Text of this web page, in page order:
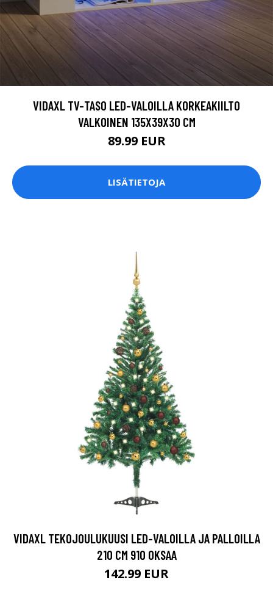
VIDAXL TV-TASO LED-VALOILLA KORKEAKIILTO
VALKOINEN 135X39X30 CM
89.99 EUR
LISÄTIETOJA
VIDAXL TEKOJOULUKUUSI LED-VALOILLA JA PALLOILLA
210 CM 910 OKSAA
142.99 EUR